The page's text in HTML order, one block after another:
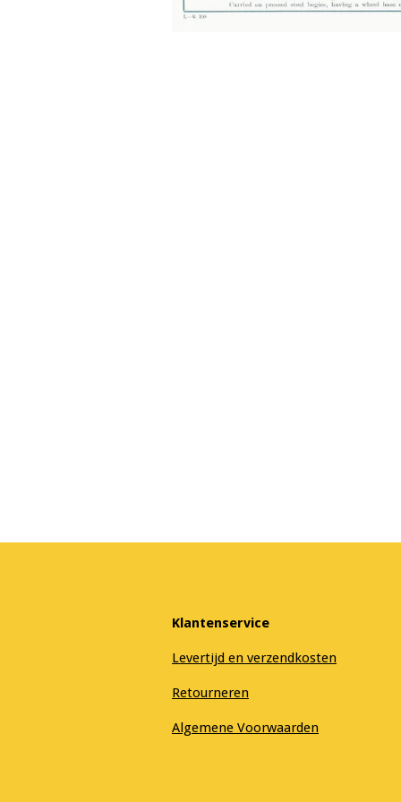
Klantenservice
Levertijd en verzendkosten
Retourneren
Algemene Voorwaarden